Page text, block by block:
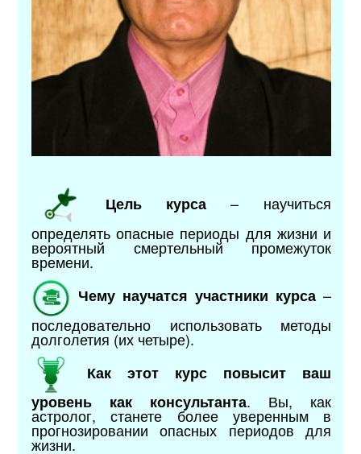
Цель курса – научиться
определять опасные периоды для жизни и
вероятный смертельный промежуток
времени.
Чему научатся участники курса–
последовательно использовать методы
долголетия (их четыре).
Как этот курс повысит ваш
уровень как консультанта. Вы, как
астролог, станете более уверенным в
прогнозировании опасных периодов для
жизни.